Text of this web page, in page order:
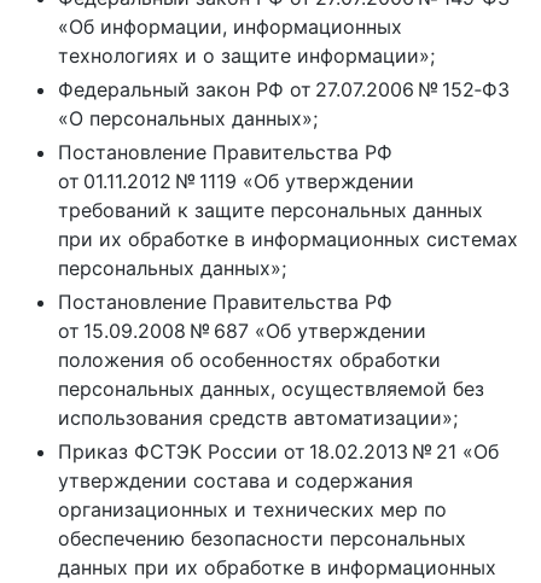
«Об информации, информационных
технологиях и о защите информации»;
Федеральный закон РФ от 27.07.2006 № 152‑ФЗ
«О персональных данных»;
Постановление Правительства РФ
от 01.11.2012 № 1119 «Об утверждении
требований к защите персональных данных
при их обработке в информационных системах
персональных данных»;
Постановление Правительства РФ
от 15.09.2008 № 687 «Об утверждении
положения об особенностях обработки
персональных данных, осуществляемой без
использования средств автоматизации»;
Приказ ФСТЭК России от 18.02.2013 № 21 «Об
утверждении состава и содержания
организационных и технических мер по
обеспечению безопасности персональных
данных при их обработке в информационных